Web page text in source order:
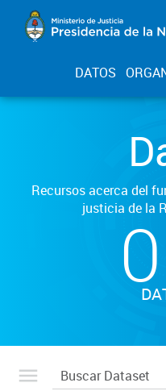
DATOS
Recursos acerca del
justicia de la